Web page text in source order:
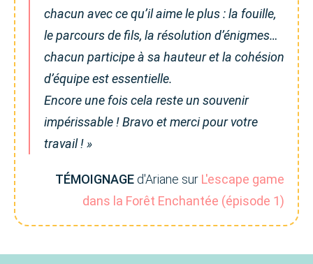
chacun avec ce qu’il aime le plus : la fouille,
le parcours de fils, la résolution d’énigmes…
chacun participe à sa hauteur et la cohésion
d’équipe est essentielle.
Encore une fois cela reste un souvenir
impérissable ! Bravo et merci pour votre
travail ! »
TÉMOIGNAGE d'Ariane sur L'escape game
dans la Forêt Enchantée (épisode 1)